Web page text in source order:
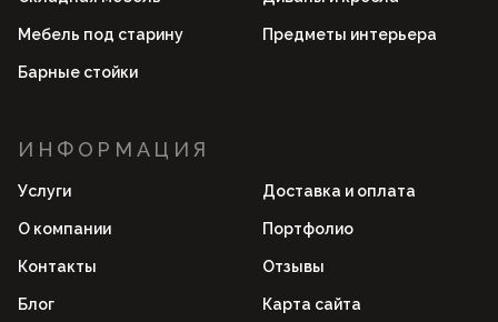
Мебель под старину Предметы интерьера
Барные стойки
ИНФОРМАЦИЯ
Услуги Доставка и оплата
О компании Портфолио
Контакты Отзывы
Блог Карта сайта